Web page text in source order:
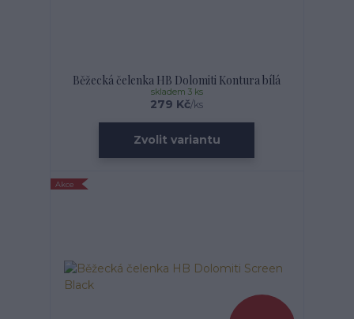
Běžecká čelenka HB Dolomiti Kontura bílá
279 Kč/ks
skladem 3 ks
Zvolit variantu
Akce